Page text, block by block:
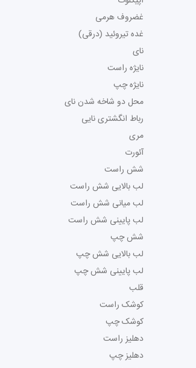
غضروف هرمی
غده تیروئید (درقی)
نای
نایژه راست
نایژه چپ
محل دو شاخه شدن نای
رباط انگشتری نایی
مری
آئورت
شش راست
لب بالایی شش راست
لب میانی شش راست
لب پایینی شش راست
شش چپ
لب بالایی شش چپ
لب پایینی شش چپ
قلب
کوشک راست
کوشک چپ
دهلیز راست
دهلیز چپ